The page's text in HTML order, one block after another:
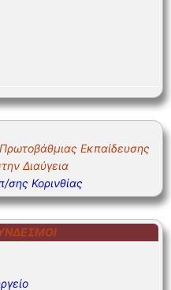
Κορινθίας